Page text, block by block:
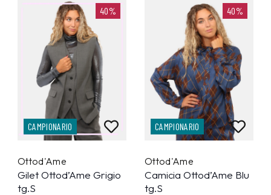
40%
CAMPIONARIO
Ottod'Ame
Gilet Ottod’Ame Grigio
tg.S
40%
CAMPIONARIO
Ottod'Ame
Camicia Ottod’Ame Blu
tg.S